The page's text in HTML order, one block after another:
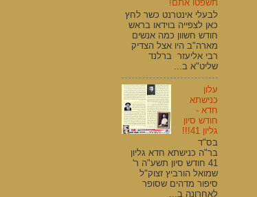
תשפטו אתם!
לבעלי אינטרנט כשר לחץ
כאן לצפייה בוידאו בראש
חודש חשוון כמה אנשים
מארה"ב היו אצל הצדיק
רבי אליעזר ברלנד
שליט"א ב...
עלון
כנישתא
חדא -
חודש סיון
גליון 41!!!
בס"ד
בר"ה כנישתא חדא גליון
41 חודש סיון תשע"ה ר'
שמואל הורביץ זצוק"ל
סיפור מדהים שסופר
לאחרונה ב...